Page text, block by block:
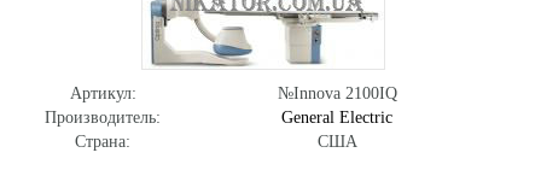
Артикул:
№Innova 2100IQ
Производитель:
General Electric
Страна:
США